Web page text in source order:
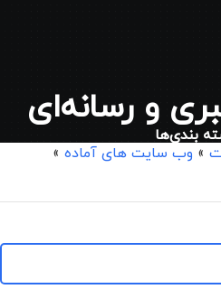
و رسانه‌ای
بندی‌ها
» وب سایت های آماده »